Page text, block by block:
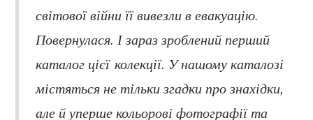
світової війни її вивезли в евакуацію.
Повернулася. І зараз зроблений перший
каталог цієї колекції. У нашому каталозі
містяться не тільки згадки про знахідки,
але й уперше кольорові фотографії та